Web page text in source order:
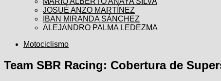
JOSUÉ ANZO MARTÍNEZ
IBAN MIRANDA SÁNCHEZ
ALEJANDRO PALMA LEDEZMA
Motociclismo
Team SBR Racing: Cobertura de